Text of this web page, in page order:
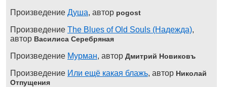
Произведение Душа, автор pogost
Произведение The Blues of Old Souls (Надежда),
автор Василиса Серебряная
Произведение Мурман, автор Дмитрий Новиковъ
Произведение Или ещё какая блажь, автор Николай
Отпущения